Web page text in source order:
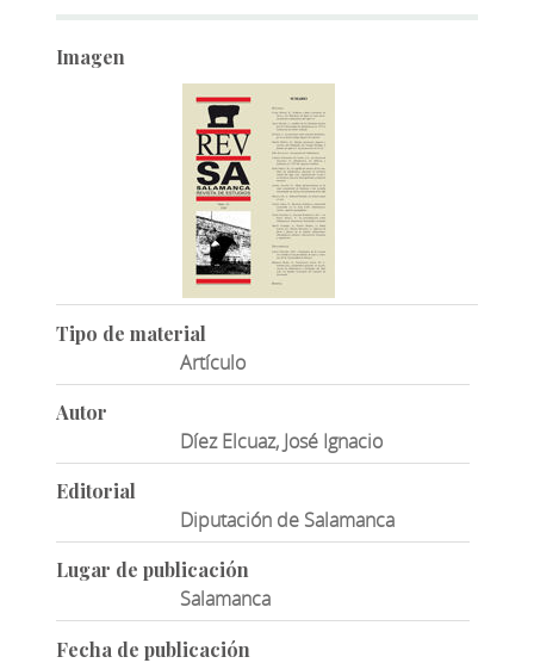
Imagen
Tipo de material
Artículo
Autor
Díez Elcuaz, José Ignacio
Editorial
Diputación de Salamanca
Lugar de publicación
Salamanca
Fecha de publicación